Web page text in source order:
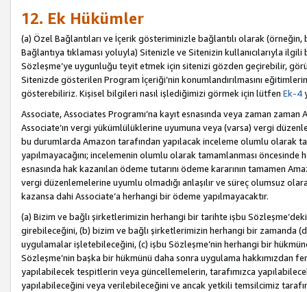
12. Ek Hükümler
(a) Özel Bağlantıları ve İçerik gösteriminizle bağlantılı olarak
Bağlantıya tıklaması yoluyla) Sitenizle ve Sitenizin kullanıcılarıyla
Sözleşme’ye uygunluğu teyit etmek için sitenizi gözden geçirebilir,
Sitenizde gösterilen Program İçeriği’nin konumlandırılmasını
gösterebiliriz. Kişisel bilgileri nasıl işlediğimizi görmek için lütfen Ek-4
Associate, Associates Programı’na kayıt esnasında veya zaman
Associate’ın vergi yükümlülüklerine uyumuna veya (varsa) vergi
bu durumlarda Amazon tarafından yapılacak inceleme olumlu olarak
yapılmayacağını; incelemenin olumlu olarak tamamlanması
esnasında hak kazanılan ödeme tutarını ödeme kararının tamamen
vergi düzenlemelerine uyumlu olmadığı anlaşılır ve süreç olumsuz
kazansa dahi Associate’a herhangi bir ödeme yapılmayacaktır.
(a) Bizim ve bağlı şirketlerimizin herhangi bir tarihte işbu
girebileceğini, (b) bizim ve bağlı şirketlerimizin herhangi bir zamanda
uygulamalar işletebileceğini, (c) işbu Sözleşme’nin herhangi bir
Sözleşme’nin başka bir hükmünü daha sonra uygulama hakkımızdan
yapılabilecek tespitlerin veya güncellemelerin, tarafımızca
yapılabileceğini veya verilebileceğini ve ancak yetkili temsilcimiz